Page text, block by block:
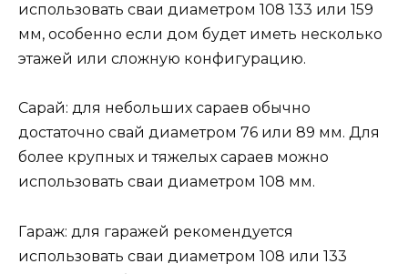
использовать сваи диаметром 108 133 или 159
мм, особенно если дом будет иметь несколько
этажей или сложную конфигурацию.
Сарай: для небольших сараев обычно
достаточно свай диаметром 76 или 89 мм. Для
более крупных и тяжелых сараев можно
использовать сваи диаметром 108 мм.
Гараж: для гаражей рекомендуется
использовать сваи диаметром 108 или 133